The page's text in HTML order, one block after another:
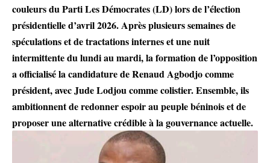
couleurs du Parti Les Démocrates (LD) lors de l’élection
présidentielle d’avril 2026. Après plusieurs semaines de
spéculations et de tractations internes et une nuit
intermittente du lundi au mardi, la formation de l’opposition
a officialisé la candidature de Renaud Agbodjo comme
président, avec Jude Lodjou comme colistier. Ensemble, ils
ambitionnent de redonner espoir au peuple béninois et de
proposer une alternative crédible à la gouvernance actuelle.